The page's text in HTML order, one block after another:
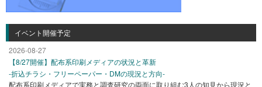
イベント開催予定
2026-08-27
【8/27開催】配布系印刷メディアの状況と革新
-折込チラシ・フリーペーパー・DMの現況と方向-
配布系印刷メディアで実務と調査研究の両面に取り組む3人の知見から現況と